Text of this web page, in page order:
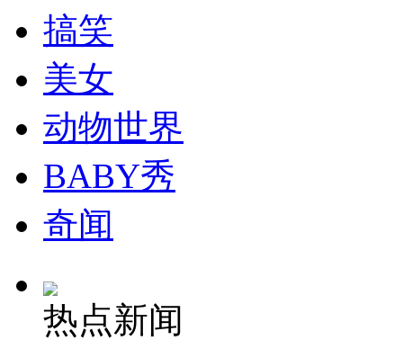
消防员救轻生者
纽约上演“枕头大战”
司机酒驾遇交警 急速倒车逃窜
搞笑
美女
动物世界
BABY秀
奇闻
热点新闻